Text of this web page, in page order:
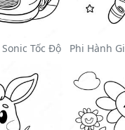
Tốc Độ